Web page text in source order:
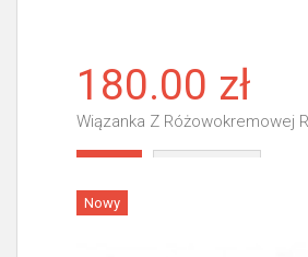
180.00 zł
Wiązanka Z Różowokremowej
Nowy